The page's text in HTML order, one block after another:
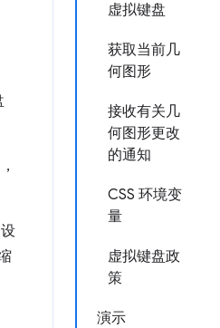
虚拟键盘
获取当前几
何图形
接收有关几
何图形更改
的通知
CSS 环境变
量
虚拟键盘政
策
演示